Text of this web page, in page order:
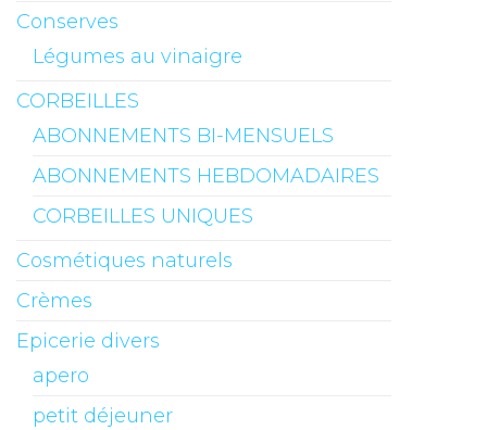
Conserves
Légumes au vinaigre
CORBEILLES
ABONNEMENTS BI-MENSUELS
ABONNEMENTS HEBDOMADAIRES
CORBEILLES UNIQUES
Cosmétiques naturels
Crèmes
Epicerie divers
apero
petit déjeuner